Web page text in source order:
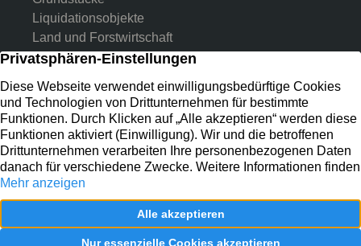
Liquidationsobjekte
Land und Forstwirtschaft
Kontakt
Preussenstr. 31
41464 Neuss
02131 133 11 55